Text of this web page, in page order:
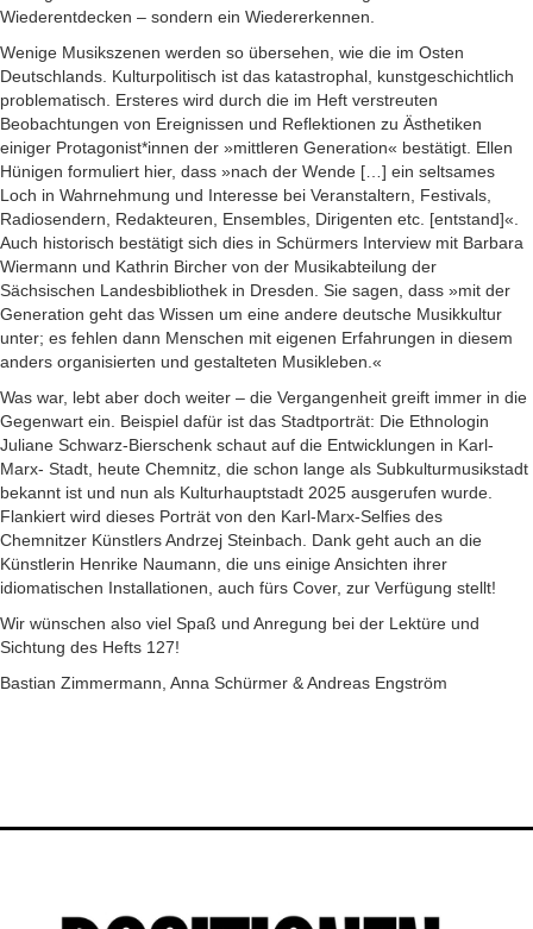
Wiederentdecken – sondern ein Wiedererkennen.
Wenige Musikszenen werden so übersehen, wie die im Osten
Deutschlands. Kulturpolitisch ist das katastrophal, kunstgeschichtlich
problematisch. Ersteres wird durch die im Heft verstreuten
Beobachtungen von Ereignissen und Reflektionen zu Ästhetiken
einiger Protagonist*innen der »mittleren Generation« bestätigt. Ellen
Hünigen formuliert hier, dass »nach der Wende […] ein seltsames
Loch in Wahrnehmung und Interesse bei Veranstaltern, Festivals,
Radiosendern, Redakteuren, Ensembles, Dirigenten etc. [entstand]«.
Auch historisch bestätigt sich dies in Schürmers Interview mit Barbara
Wiermann und Kathrin Bircher von der Musikabteilung der
Sächsischen Landesbibliothek in Dresden. Sie sagen, dass »mit der
Generation geht das Wissen um eine andere deutsche Musikkultur
unter; es fehlen dann Menschen mit eigenen Erfahrungen in diesem
anders organisierten und gestalteten Musikleben.«
Was war, lebt aber doch weiter – die Vergangenheit greift immer in die
Gegenwart ein. Beispiel dafür ist das Stadtporträt: Die Ethnologin
Juliane Schwarz-Bierschenk schaut auf die Entwicklungen in Karl-
Marx- Stadt, heute Chemnitz, die schon lange als Subkulturmusikstadt
bekannt ist und nun als Kulturhauptstadt 2025 ausgerufen wurde.
Flankiert wird dieses Porträt von den Karl-Marx-Selfies des
Chemnitzer Künstlers Andrzej Steinbach. Dank geht auch an die
Künstlerin Henrike Naumann, die uns einige Ansichten ihrer
idiomatischen Installationen, auch fürs Cover, zur Verfügung stellt!
Wir wünschen also viel Spaß und Anregung bei der Lektüre und
Sichtung des Hefts 127!
Bastian Zimmermann, Anna Schürmer & Andreas Engström